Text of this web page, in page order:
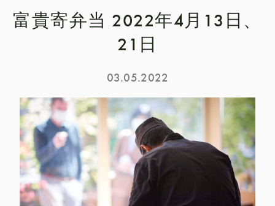
富貴寄弁当 2022年4月13日、
21日
03.05.2022